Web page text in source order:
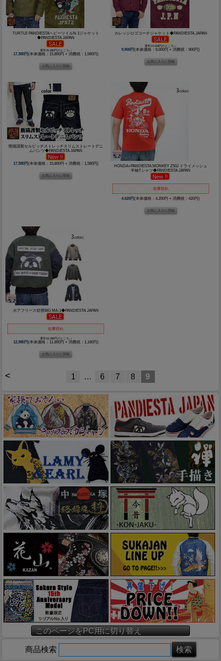
TURTLE PANDIESTAヘビーツイルN-1ジャケット
◆PANDIESTA JAPAN
通常25,080円のところ↓↓
17,380円(本体価格：15,800円 + 消費税：1,580円)
カレッジロゴコーチジャケット◆PANDIESTA JAPAN
通常14,018円のところ↓↓
9,900円(本体価格：9,000円 + 消費税：900円)
熊猫謹製セルビッチストレッチスリムストレートデニ
ムパンツ◆PANDIESTA JAPAN
17,380円(本体価格：15,800円 + 消費税：1,580円)
HONDA×PANDIESTA MONKEY Z50J ドライメッシュ
半袖Tシャツ◆PANDIESTA JAPAN
在庫切れ
4,620円(本体価格：4,200円 + 消費税：420円)
ボアフリース切替BIG MA-1◆PANDIESTA JAPAN
在庫切れ
通常16,280円のところ↓↓
12,980円(本体価格：11,800円 + 消費税：1,180円)
< 1 … 6 7 8 9
このページをPC用に切り替え
商品検索